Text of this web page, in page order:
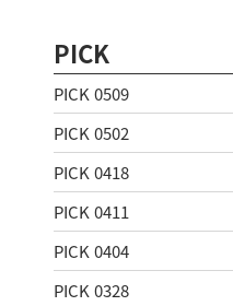
PICK
PICK 0509
PICK 0502
PICK 0418
PICK 0411
PICK 0404
PICK 0328